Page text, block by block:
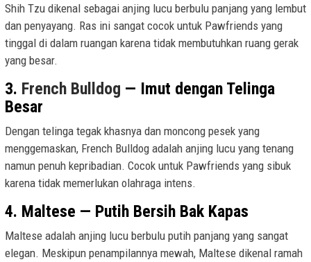
Shih Tzu dikenal sebagai anjing lucu berbulu panjang yang lembut
dan penyayang. Ras ini sangat cocok untuk Pawfriends yang
tinggal di dalam ruangan karena tidak membutuhkan ruang gerak
yang besar.
3. French Bulldog — Imut dengan Telinga
Besar
Dengan telinga tegak khasnya dan moncong pesek yang
menggemaskan, French Bulldog adalah anjing lucu yang tenang
namun penuh kepribadian. Cocok untuk Pawfriends yang sibuk
karena tidak memerlukan olahraga intens.
4. Maltese — Putih Bersih Bak Kapas
Maltese adalah anjing lucu berbulu putih panjang yang sangat
elegan. Meskipun penampilannya mewah, Maltese dikenal ramah